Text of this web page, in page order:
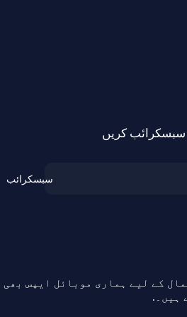
سبسکرائب کریں
سبسکرائب
کے لیے ہماری موبائل ایپس بھی
ہیں۔.